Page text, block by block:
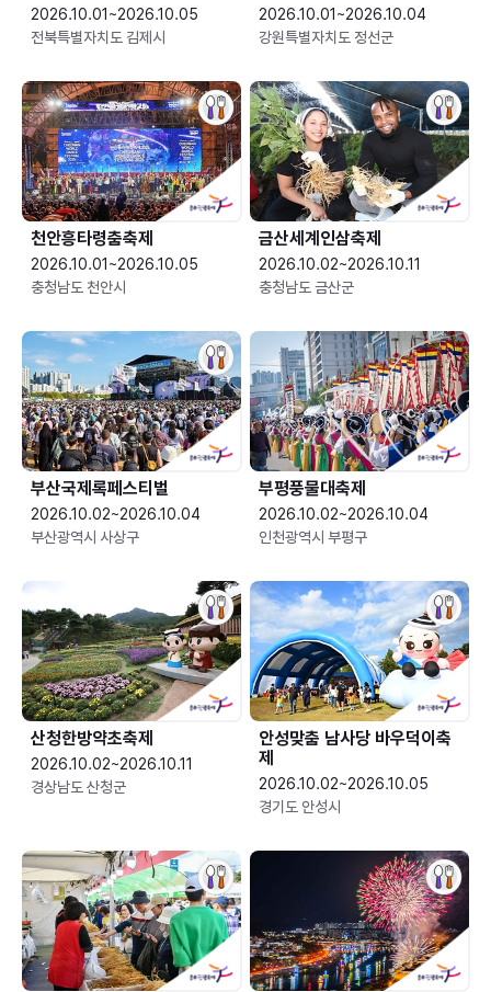
2026.10.01~2026.10.05
전북특별자치도 김제시
2026.10.01~2026.10.04
강원특별자치도 정선군
천안흥타령춤축제
2026.10.01~2026.10.05
충청남도 천안시
금산세계인삼축제
2026.10.02~2026.10.11
충청남도 금산군
부산국제록페스티벌
2026.10.02~2026.10.04
부산광역시 사상구
부평풍물대축제
2026.10.02~2026.10.04
인천광역시 부평구
산청한방약초축제
2026.10.02~2026.10.11
경상남도 산청군
안성맞춤 남사당 바우덕이축
제
2026.10.02~2026.10.05
경기도 안성시